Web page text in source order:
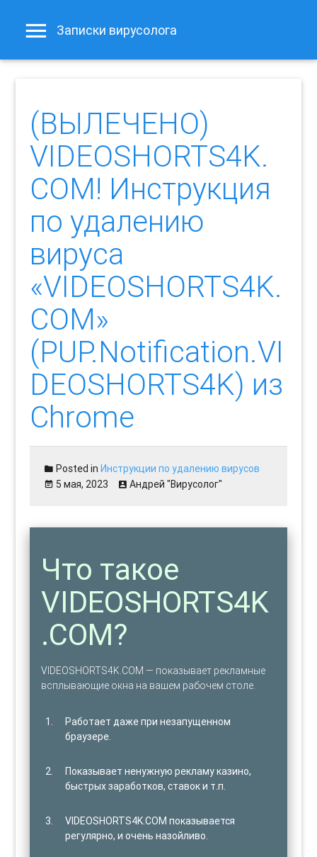
Записки вирусолога
(ВЫЛЕЧЕНО)
VIDEOSHORTS4K.
COM! Инструкция
по удалению
вируса
«VIDEOSHORTS4K.
COM»
(PUP.Notification.VI
DEOSHORTS4K) из
Chrome
Posted inИнструкции по удалению вирусов
5 мая, 2023
Андрей "Вирусолог"
Что такое
VIDEOSHORTS4K
.COM?
VIDEOSHORTS4K.COM — показывает рекламные
всплывающие окна на вашем рабочем столе.
Работает даже при незапущенном
браузере.
Показывает ненужную рекламу казино,
быстрых заработков, ставок и т.п.
VIDEOSHORTS4K.COM показывается
регулярно, и очень назойливо.